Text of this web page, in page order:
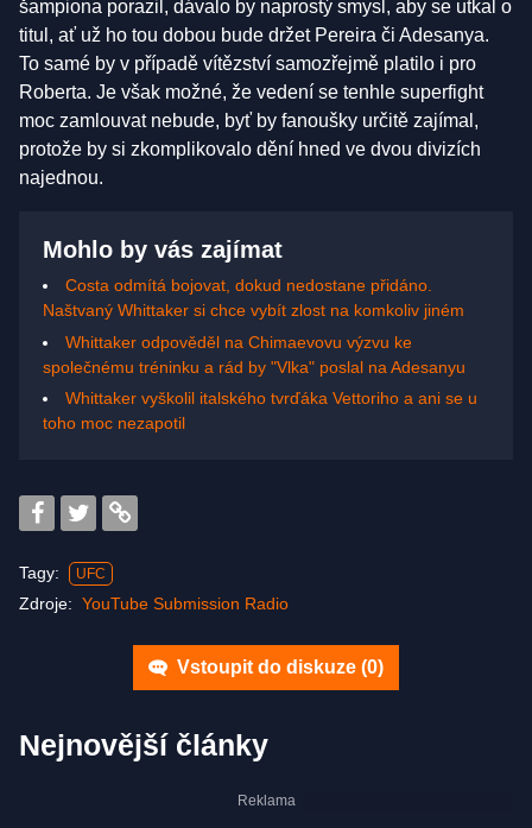
šampiona porazil, dávalo by naprostý smysl, aby se utkal o
titul, ať už ho tou dobou bude držet Pereira či Adesanya.
To samé by v případě vítězství samozřejmě platilo i pro
Roberta. Je však možné, že vedení se tenhle superfight
moc zamlouvat nebude, byť by fanoušky určitě zajímal,
protože by si zkomplikovalo dění hned ve dvou divizích
najednou.
Mohlo by vás zajímat
Costa odmítá bojovat, dokud nedostane přidáno.
Naštvaný Whittaker si chce vybít zlost na komkoliv jiném
Whittaker odpověděl na Chimaevovu výzvu ke
společnému tréninku a rád by "Vlka" poslal na Adesanyu
Whittaker vyškolil italského tvrďáka Vettoriho a ani se u
toho moc nezapotil
Tagy: UFC
Zdroje: YouTube Submission Radio
Vstoupit do diskuze (0)
Nejnovější články